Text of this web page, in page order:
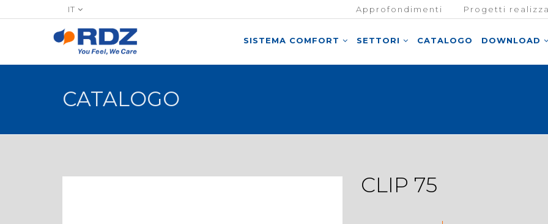
IT Approfondimenti Progetti
SISTEMA COMFORT SETTORI CATALOGO DOWNLOAD
CATALOGO
CLIP 75